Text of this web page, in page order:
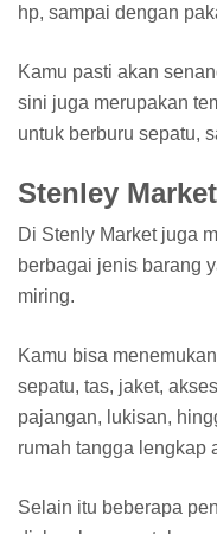
hp, sampai dengan
Kamu pasti akan
sini juga merupakan
untuk berburu sepatu,
Stenley Market
Di Stenly Market juga
berbagai jenis barang
miring.
Kamu bisa
sepatu, tas, jaket,
pajangan, lukisan,
rumah tangga lengkap
Selain itu beberapa